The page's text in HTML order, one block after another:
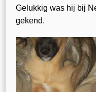
Gelukkig was hij bij
gekend.